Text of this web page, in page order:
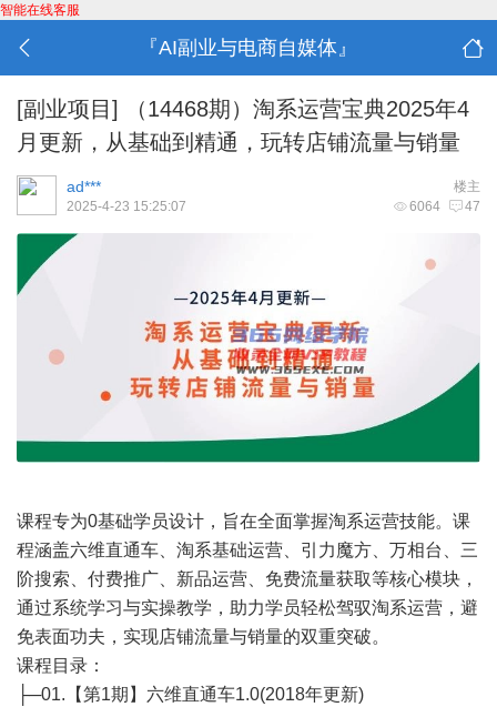
智能在线客服
『AI副业与电商自媒体』
[副业项目]
（14468期）淘系运营宝典2025年4
月更新，从基础到精通，玩转店铺流量与销量
楼主
ad***
6064 47
2025-4-23 15:25:07
课程专为0基础学员设计，旨在全面掌握淘系运营技能。课
程涵盖六维直通车、淘系基础运营、引力魔方、万相台、三
阶搜索、付费推广、新品运营、免费流量获取等核心模块，
通过系统学习与实操教学，助力学员轻松驾驭淘系运营，避
免表面功夫，实现店铺流量与销量的双重突破。
课程目录：
├─01.【第1期】六维直通车1.0(2018年更新)